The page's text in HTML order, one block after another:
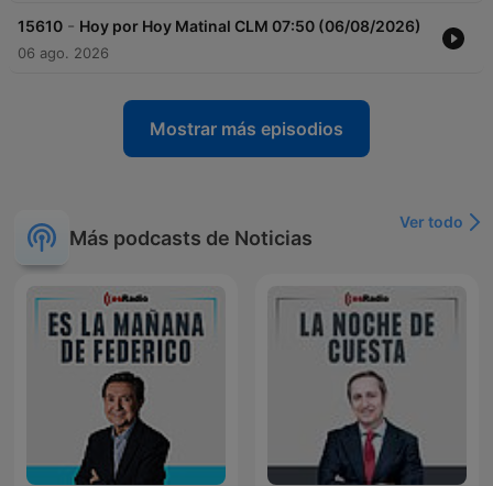
15610 - Hoy por Hoy Matinal CLM 07:50 (06/08/2026)
06 ago. 2026
Mostrar más episodios
Más podcasts de Noticias
Ver todo